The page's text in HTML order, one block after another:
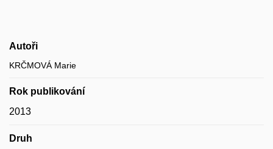
Autoři
KRČMOVÁ Marie
Rok publikování
2013
Druh